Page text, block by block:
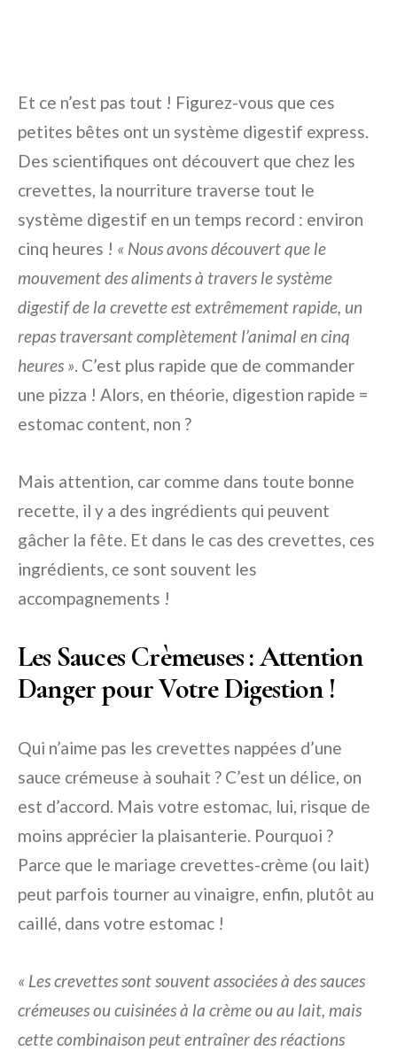
Et ce n’est pas tout ! Figurez-vous que ces
petites bêtes ont un système digestif express.
Des scientifiques ont découvert que chez les
crevettes, la nourriture traverse tout le
système digestif en un temps record : environ
cinq heures ! « Nous avons découvert que le
mouvement des aliments à travers le système
digestif de la crevette est extrêmement rapide, un
repas traversant complètement l’animal en cinq
heures ». C’est plus rapide que de commander
une pizza ! Alors, en théorie, digestion rapide =
estomac content, non ?
Mais attention, car comme dans toute bonne
recette, il y a des ingrédients qui peuvent
gâcher la fête. Et dans le cas des crevettes, ces
ingrédients, ce sont souvent les
accompagnements !
Les Sauces Crèmeuses : Attention
Danger pour Votre Digestion !
Qui n’aime pas les crevettes nappées d’une
sauce crémeuse à souhait ? C’est un délice, on
est d’accord. Mais votre estomac, lui, risque de
moins apprécier la plaisanterie. Pourquoi ?
Parce que le mariage crevettes-crème (ou lait)
peut parfois tourner au vinaigre, enfin, plutôt au
caillé, dans votre estomac !
« Les crevettes sont souvent associées à des sauces
crémeuses ou cuisinées à la crème ou au lait, mais
cette combinaison peut entraîner des réactions